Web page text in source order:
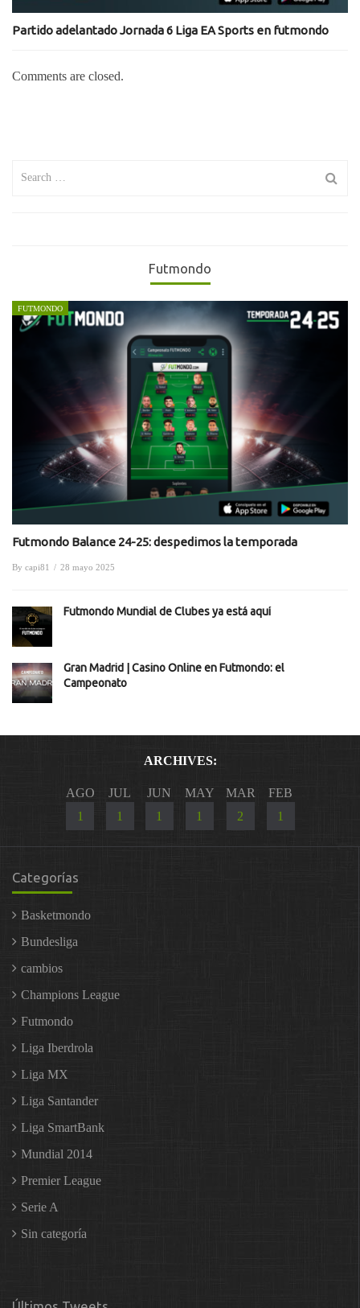
Partido adelantado Jornada 6 Liga EA Sports en futmondo
Comments are closed.
Futmondo
FUTMONDO
Futmondo Balance 24-25: despedimos la temporada
By capi81 / 28 mayo 2025
Futmondo Mundial de Clubes ya está aquí
Gran Madrid | Casino Online en Futmondo: el
Campeonato
ARCHIVES:
AGO
1
JUL
1
JUN
1
MAY
1
MAR
2
FEB
1
Categorías
Basketmondo
Bundesliga
cambios
Champions League
Futmondo
Liga Iberdrola
Liga MX
Liga Santander
Liga SmartBank
Mundial 2014
Premier League
Serie A
Sin categoría